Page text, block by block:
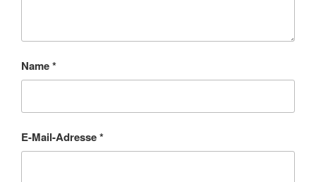
Name*
E-Mail-Adresse*